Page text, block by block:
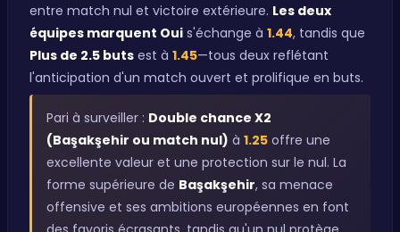
entre match nul et victoire extérieure. Les deux
équipes marquent Oui s'échange à 1.44, tandis que
Plus de 2.5 buts est à 1.45—tous deux reflétant
l'anticipation d'un match ouvert et prolifique en buts.
Pari à surveiller : Double chance X2
(Başakşehir ou match nul) à 1.25 offre une
excellente valeur et une protection sur le nul. La
forme supérieure de Başakşehir, sa menace
offensive et ses ambitions européennes en font